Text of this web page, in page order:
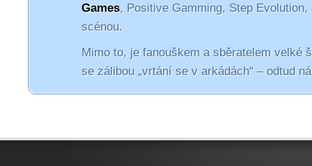
Games, Positive Gamming, Step Evolution,
scénou.
Mimo to, je fanouškem a sběratelem velké
se zálibou „vrtání se v arkádách“ – odtud